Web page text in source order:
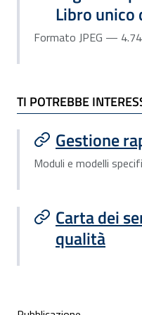
Libro unico
Formato JPEG —
TI POTREBBE
Gestione
Moduli e modelli
Carta dei
qualità